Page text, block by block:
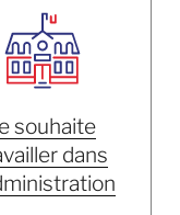
souhaite
dans